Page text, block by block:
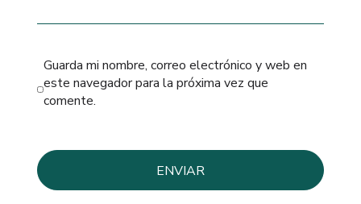
Guarda mi nombre, correo electrónico y web en
este navegador para la próxima vez que
comente.